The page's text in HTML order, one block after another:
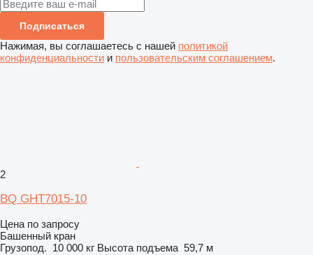
Подписаться
Нажимая, вы соглашаетесь с нашей политикой
конфиденциальности и пользовательским соглашением.
2
BQ GHT7015-10
Цена по запросу
Башенный кран
Грузопод. 10 000 кг Высота подъема 59,7 м